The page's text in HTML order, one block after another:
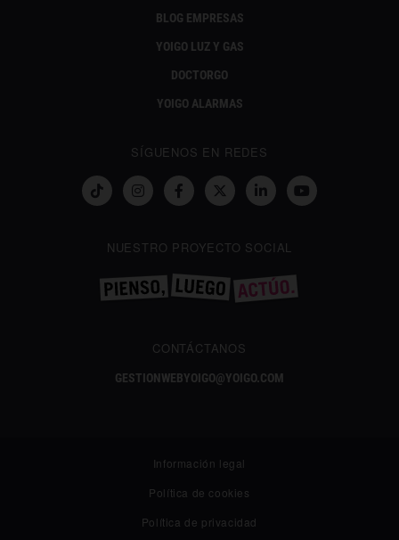
BLOG EMPRESAS
YOIGO LUZ Y GAS
DOCTORGO
YOIGO ALARMAS
SÍGUENOS EN REDES
NUESTRO PROYECTO SOCIAL
CONTÁCTANOS
GESTIONWEBYOIGO@YOIGO.COM
Información legal
Política de cookies
Política de privacidad